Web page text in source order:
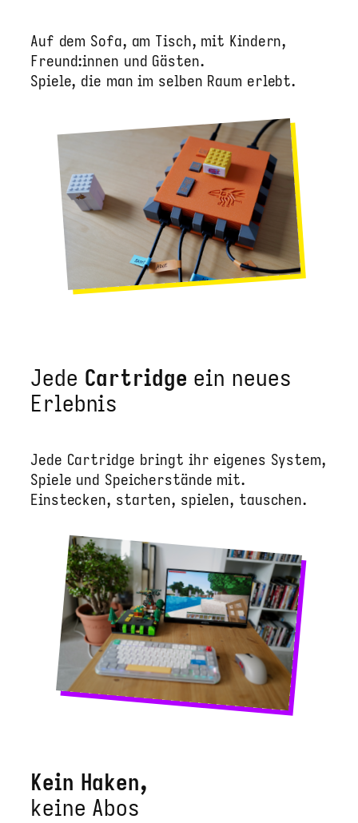
Auf dem Sofa, am Tisch, mit Kindern,
Freund:innen und Gästen.
Spiele, die man im selben Raum erlebt.
Jede Cartridge ein neues
Erlebnis
Jede Cartridge bringt ihr eigenes System,
Spiele und Speicherstände mit.
Einstecken, starten, spielen, tauschen.
Kein Haken,
keine Abos